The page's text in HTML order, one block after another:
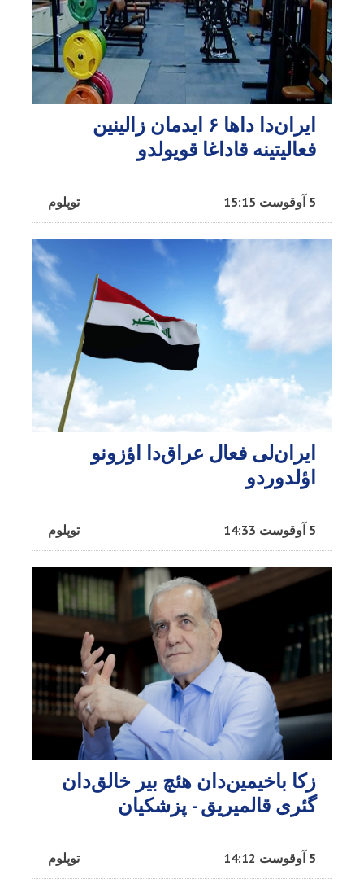
ایران‌دا داها ۶ ایدمان زالینین
فعالیتینه قاداغا قویولدو
توپلوم 5 آوقوست 15:15
ایران‌لی فعال عراق‌دا اؤزونو
اؤلدوردو
توپلوم 5 آوقوست 14:33
زکا باخیمین‌دان هئچ بیر خالق‌دان
گئری قالمیریق - پزشکیان
توپلوم 5 آوقوست 14:12